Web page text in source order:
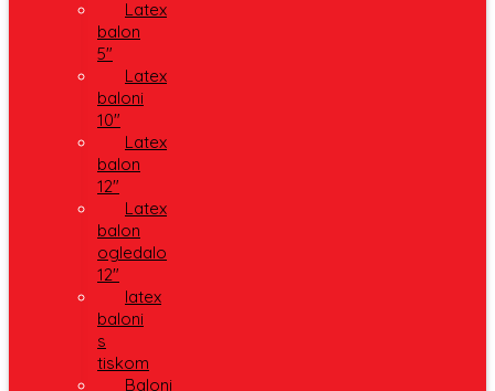
Latex
balon
5″
Latex
baloni
10″
Latex
balon
12″
Latex
balon
ogledalo
12″
latex
baloni
s
tiskom
Baloni